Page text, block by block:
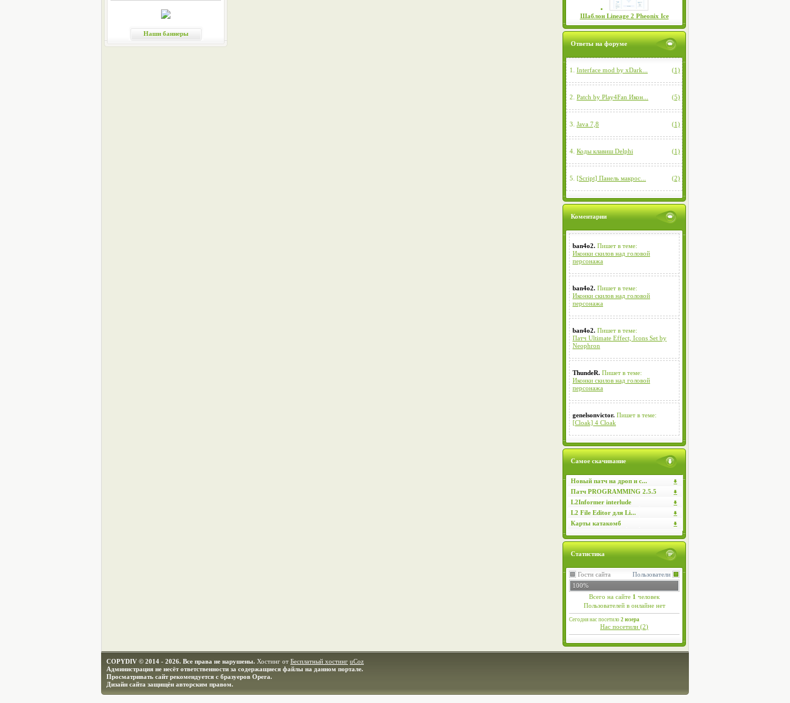
Наши баннеры
Шаблон Lineage 2 Pheonix Ice
Ответы на форуме
1. Interface mod by xDark... (1)
2. Patch by Play4Fan Икон... (5)
3. Java 7,8 (1)
4. Коды клавиш Delphi (1)
5. [Script] Панель макрос... (2)
Коментарии
ban4o2. Пишет в теме:
Иконки скилов над головой
персонажа
ban4o2. Пишет в теме:
Иконки скилов над головой
персонажа
ban4o2. Пишет в теме:
Патч Ultimate Effect, Icons Set by
Neophron
ThundeR. Пишет в теме:
Иконки скилов над головой
персонажа
genelsonvictor. Пишет в теме:
[Cloak] 4 Cloak
Самое скачивание
Новый патч на дроп и с...
Патч PROGRAMMING 2.5.5
L2Informer interlude
L2 File Editor для Li...
Карты катакомб
Статистика
Пользователи
Гости сайта
100%
Всего на сайте 1 человек
Пользователей в онлайне нет
Сегодня нас посетило 2 юзера
Нас посетили (2)
COPYDIV © 2014 - 2026. Все права не нарушены. Хостинг от Бесплатный хостинг uCoz
Администрация не несёт ответственности за содержащиеся файлы на данном портале.
Просматривать сайт рекомендуется с бразуеров Opera.
Дизайн сайта защищён авторским правом.